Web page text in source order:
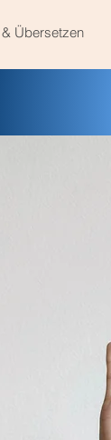
Übersetzen